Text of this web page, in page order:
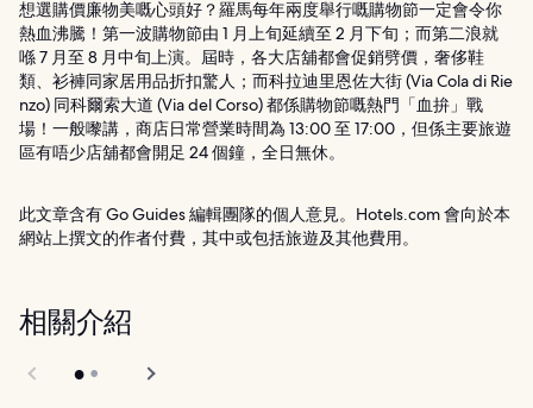
想選購價廉物美嘅心頭好？羅馬每年兩度舉行嘅購物節一定會令你
熱血沸騰！第一波購物節由 1 月上旬延續至 2 月下旬；而第二浪就
喺 7 月至 8 月中旬上演。屆時，各大店舖都會促銷劈價，奢侈鞋
類、衫褲同家居用品折扣驚人；而科拉迪里恩佐大街 (Via Cola di Rie
nzo) 同科爾索大道 (Via del Corso) 都係購物節嘅熱門「血拚」戰
場！一般嚟講，商店日常營業時間為 13:00 至 17:00，但係主要旅遊
區有唔少店舖都會開足 24 個鐘，全日無休。
此文章含有 Go Guides 編輯團隊的個人意見。Hotels.com 會向於本
網站上撰文的作者付費，其中或包括旅遊及其他費用。
相關介紹